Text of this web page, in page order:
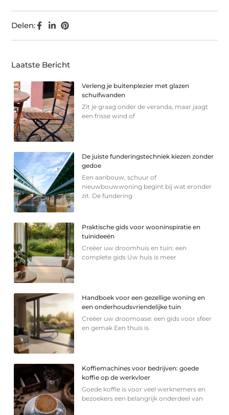
Delen:
Laatste Bericht
Verleng je buitenplezier met glazen
schuifwanden
Zit je graag onder de veranda, maar jaagt
een frisse wind of
De juiste funderingstechniek kiezen zonder
gedoe
Een aanbouw, schuur of
nieuwbouwwoning begint bij wat eronder
zit. De fundering
Praktische gids voor wooninspiratie en
tuinideeën
Creëer uw droomhuis en tuin: een
complete gids Uw huis is meer
Handboek voor een gezellige woning en
een onderhoudsvriendelijke tuin
Creëer uw droomoase: een gids voor sfeer
en gemak Een thuis is
Koffiemachines voor bedrijven: goede
koffie op de werkvloer
Goede koffie is voor veel werknemers en
bezoekers een belangrijk onderdeel van